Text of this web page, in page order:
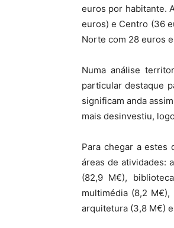
euros por habitante.
euros) e Centro (36
Norte com 28 euros
Numa análise
particular destaque
significam anda
mais desinvestiu,
Para chegar a estes
áreas de atividades:
(82,9 M€),
multimédia (8,2
arquitetura (3,8 M€)